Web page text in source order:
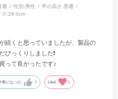
通 性別:男性 甲の高さ:普通
ズ:28.0cm
続くと思っていましたが、製品の
っくりしました❗️
って良かったです♪
考になった 0 Like! 0